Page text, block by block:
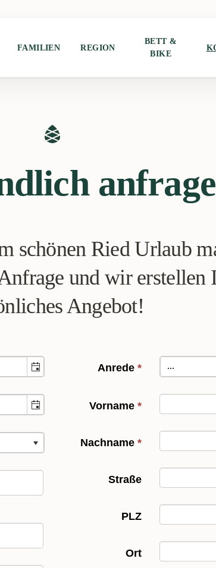
FAMILIEN REGION
BETT &
BIKE
schönen Ried Urlaub
und wir erstellen
Angebot!
Anrede * ...
Vorname *
Nachname *
Straße
PLZ
Ort